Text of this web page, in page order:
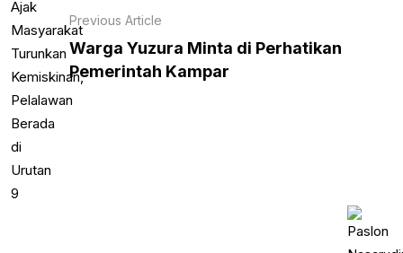
Previous Article
Warga Yuzura Minta di Perhatikan
Pemerintah Kampar